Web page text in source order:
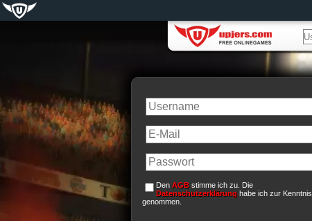
Den AGB stimme ich zu. Die
Datenschutzerklärung habe ich zur Kenntnis
genommen.